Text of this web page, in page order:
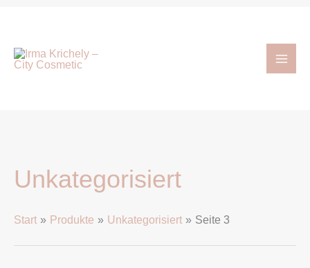
springen
Unkategorisiert
Start Produkte Unkategorisiert Seite 3